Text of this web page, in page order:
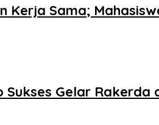
Kerja Sama;
Sukses Gelar Rakerda